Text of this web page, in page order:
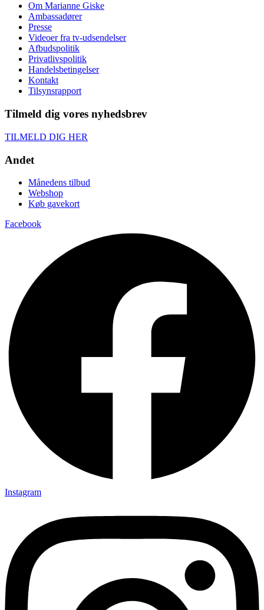
Om Marianne Giske
Ambassadører
Presse
Videoer fra tv-udsendelser
Afbudspolitik
Privatlivspolitik
Handelsbetingelser
Kontakt
Tilsynsrapport
Tilmeld dig vores nyhedsbrev
TILMELD DIG HER
Andet
Månedens tilbud
Webshop
Køb gavekort
Facebook
Instagram